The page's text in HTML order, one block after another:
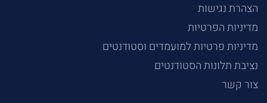
הצהרת נגישות
מדיניות הפרטיות
מדיניות פרטיות למועמדים וסטודנטים
נציבת תלונות הסטודנטים
צור קשר